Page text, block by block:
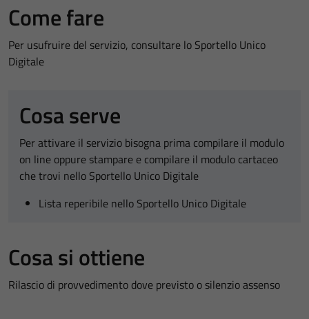
Come fare
Per usufruire del servizio, consultare lo Sportello Unico
Digitale
Cosa serve
Per attivare il servizio bisogna prima compilare il modulo
on line oppure stampare e compilare il modulo cartaceo
che trovi nello Sportello Unico Digitale
Lista reperibile nello Sportello Unico Digitale
Cosa si ottiene
Rilascio di provvedimento dove previsto o silenzio assenso